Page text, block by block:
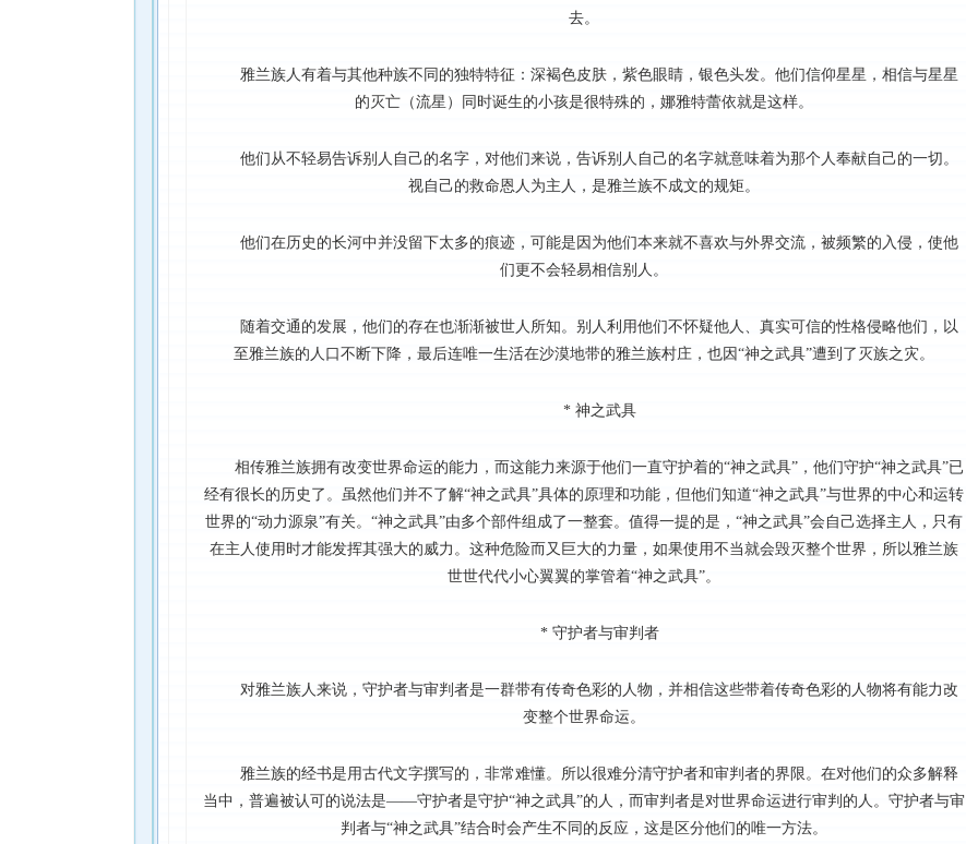
去。
雅兰族人有着与其他种族不同的独特特征：深褐色皮肤，紫色眼睛，银色头发。他们信仰星星，相信与星星
的灭亡（流星）同时诞生的小孩是很特殊的，娜雅特蕾依就是这样。
他们从不轻易告诉别人自己的名字，对他们来说，告诉别人自己的名字就意味着为那个人奉献自己的一切。
视自己的救命恩人为主人，是雅兰族不成文的规矩。
他们在历史的长河中并没留下太多的痕迹，可能是因为他们本来就不喜欢与外界交流，被频繁的入侵，使他
们更不会轻易相信别人。
随着交通的发展，他们的存在也渐渐被世人所知。别人利用他们不怀疑他人、真实可信的性格侵略他们，以
至雅兰族的人口不断下降，最后连唯一生活在沙漠地带的雅兰族村庄，也因“神之武具”遭到了灭族之灾。
* 神之武具
相传雅兰族拥有改变世界命运的能力，而这能力来源于他们一直守护着的“神之武具”，他们守护“神之武具”已
经有很长的历史了。虽然他们并不了解“神之武具”具体的原理和功能，但他们知道“神之武具”与世界的中心和运转
世界的“动力源泉”有关。“神之武具”由多个部件组成了一整套。值得一提的是，“神之武具”会自己选择主人，只有
在主人使用时才能发挥其强大的威力。这种危险而又巨大的力量，如果使用不当就会毁灭整个世界，所以雅兰族
世世代代小心翼翼的掌管着“神之武具”。
* 守护者与审判者
对雅兰族人来说，守护者与审判者是一群带有传奇色彩的人物，并相信这些带着传奇色彩的人物将有能力改
变整个世界命运。
雅兰族的经书是用古代文字撰写的，非常难懂。所以很难分清守护者和审判者的界限。在对他们的众多解释
当中，普遍被认可的说法是——守护者是守护“神之武具”的人，而审判者是对世界命运进行审判的人。守护者与审
判者与“神之武具”结合时会产生不同的反应，这是区分他们的唯一方法。